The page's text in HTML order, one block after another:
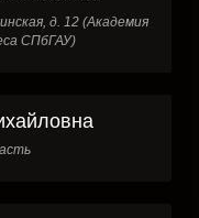
д. 12 (Академия
СПбГАУ)